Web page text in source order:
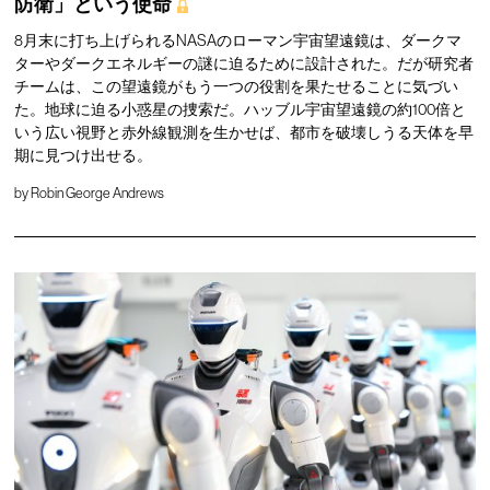
8月末に打ち上げられるNASAのローマン宇宙望遠鏡は、ダークマ
ターやダークエネルギーの謎に迫るために設計された。だが研究者
チームは、この望遠鏡がもう一つの役割を果たせることに気づい
た。地球に迫る小惑星の捜索だ。ハッブル宇宙望遠鏡の約100倍と
いう広い視野と赤外線観測を生かせば、都市を破壊しうる天体を早
期に見つけ出せる。
by Robin George Andrews